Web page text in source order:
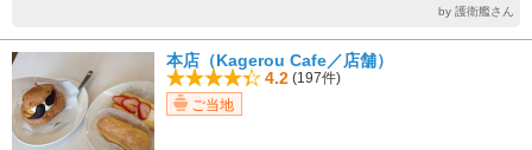
by 護衛艦さん
本店（Kagerou Cafe／店舗）
4.2 (197件)
ご当地